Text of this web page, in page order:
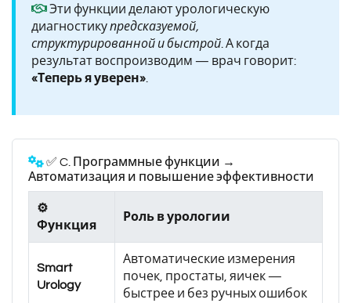
Эти функции делают урологическую
диагностикупредсказуемой,
структурированной и быстрой . А когда
результат воспроизводим — врач говорит:
«Теперь я уверен»
✅ C. Программные функции →
Автоматизация и повышение эффективности
⚙️
Функция
Роль в урологии
Smart
Urology
Автоматические измерения
почек, простаты, яичек —
быстрее и без ручных ошибок